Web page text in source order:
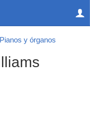
Pianos y órganos